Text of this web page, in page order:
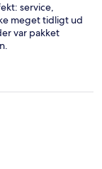
service,
meget tidligt ud
var pakket